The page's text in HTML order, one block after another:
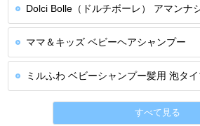
Dolci Bolle（ドルチボーレ） アマンナ
ママ＆キッズ ベビーヘアシャンプー
ミルふわ ベビーシャンプー髪用 泡タ
すべて見る